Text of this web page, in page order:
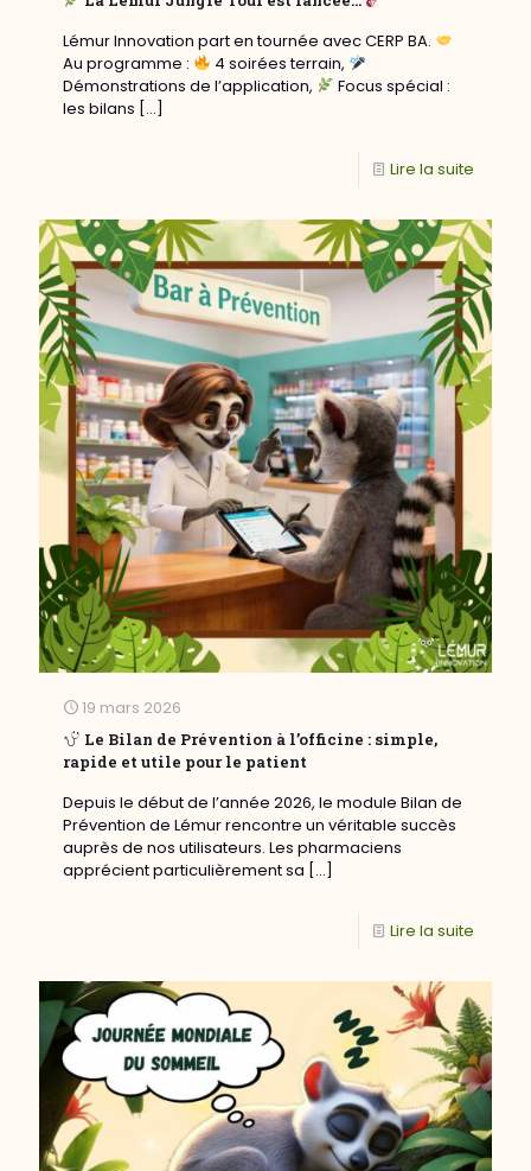
Lémur Innovation part en tournée avec CERP BA.
Au programme :
4 soirées terrain,
Démonstrations de l’application,
Focus spécial :
les bilans […]
Lire la suite
19 mars 2026
Le Bilan de Prévention à l’officine : simple,
rapide et utile pour le patient
Depuis le début de l’année 2026, le module Bilan de
Prévention de Lémur rencontre un véritable succès
auprès de nos utilisateurs. Les pharmaciens
apprécient particulièrement sa […]
Lire la suite